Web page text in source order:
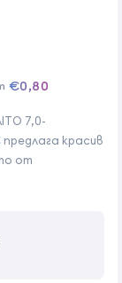
7,0-
красив
от
€0,80